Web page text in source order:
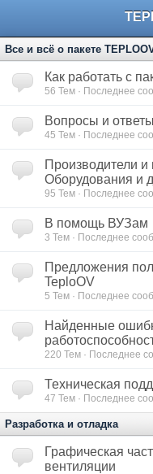
Все и всё о пакете
Как работать с
56 Тем · Последнее
Вопросы и
45 Тем · Последнее
Производители
Оборудования и
95 Тем · Последнее
В помощь ВУЗам
3 Тем · Последнее
Предложения
TeploOV
5 Тем · Последнее
Найденные
220 Тем · Последнее
Техническая
47 Тем · Последнее
Разработка и отладка
Графическая
вентиляции